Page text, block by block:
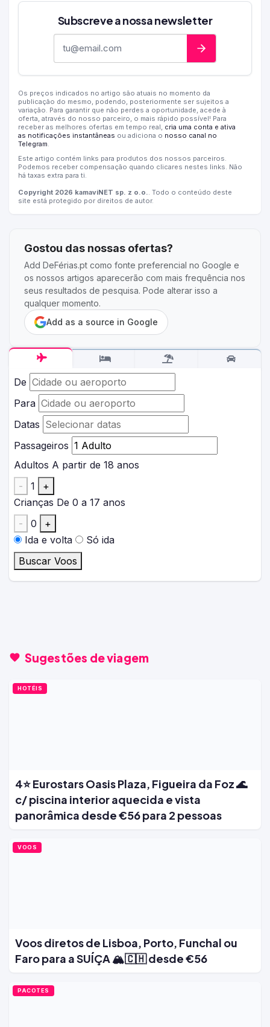
De
Para
Datas
Passageiros
Adultos A partir de 18 anos
-
1
+
Crianças De 0 a 17 anos
-
0
+
Ida e volta
Só ida
Buscar Voos
Subscreve a nossa newsletter
Os preços indicados no artigo são atuais no momento da
publicação do mesmo, podendo, posteriormente ser sujeitos a
variação. Para garantir que não perdes a oportunidade, acede à
oferta, através do nosso parceiro, o mais rápido possível! Para
receber as melhores ofertas em tempo real, cria uma conta e ativa
as notificações instantâneas ou adiciona o nosso canal no
Telegram
Este artigo contém links para produtos dos nossos parceiros.
Podemos receber compensação quando clicares nestes links. Não
há taxas extra para ti.
Copyright 2026 kamaviNET sp. z o.o.
. Todo o conteúdo deste
site está protegido por direitos de autor.
Gostou das nossas ofertas?
Add DeFérias.pt como fonte preferencial no Google e
os nossos artigos aparecerão com mais frequência nos
seus resultados de pesquisa. Pode alterar isso a
qualquer momento.
Add as a source in Google
Sugestões de viagem
HOTÉIS
4⭐ Eurostars Oasis Plaza, Figueira da Foz 🌊
c/ piscina interior aquecida e vista
panorâmica desde €56 para 2 pessoas
VOOS
Voos diretos de Lisboa, Porto, Funchal ou
Faro para a SUÍÇA 🏔️🇨🇭 desde €56
PACOTES